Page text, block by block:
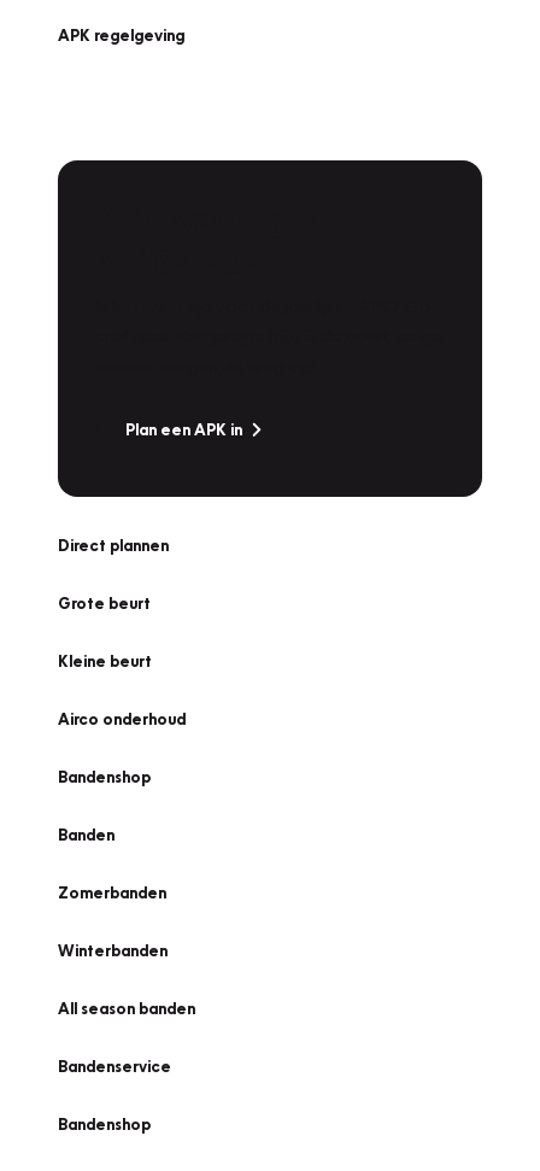
APK regelgeving
Plan een APK in
Direct plannen
Grote beurt
Kleine beurt
Airco onderhoud
Bandenshop
Banden
Zomerbanden
Winterbanden
All season banden
Bandenservice
Bandenshop